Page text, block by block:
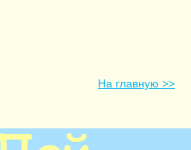
На главную >>